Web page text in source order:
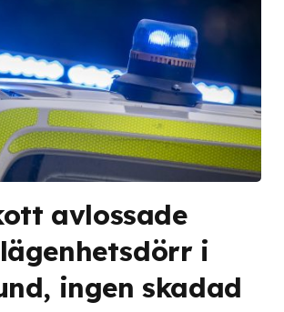
avlossade
i
ingen skadad